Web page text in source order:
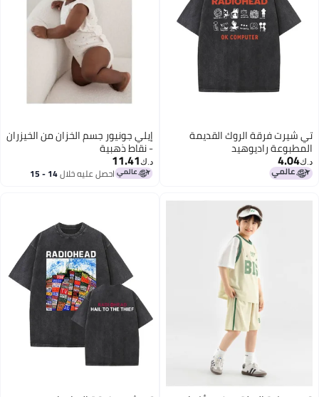
تي شيرت فرقة الروك القديمة
المطبوعة راديوهيد
د.ك‏4.04
إيلي جونيور جسم الخزان من الخيزران
- نقاط ذهبية
د.ك‏11.41
احصل عليه خلال 14 - 15